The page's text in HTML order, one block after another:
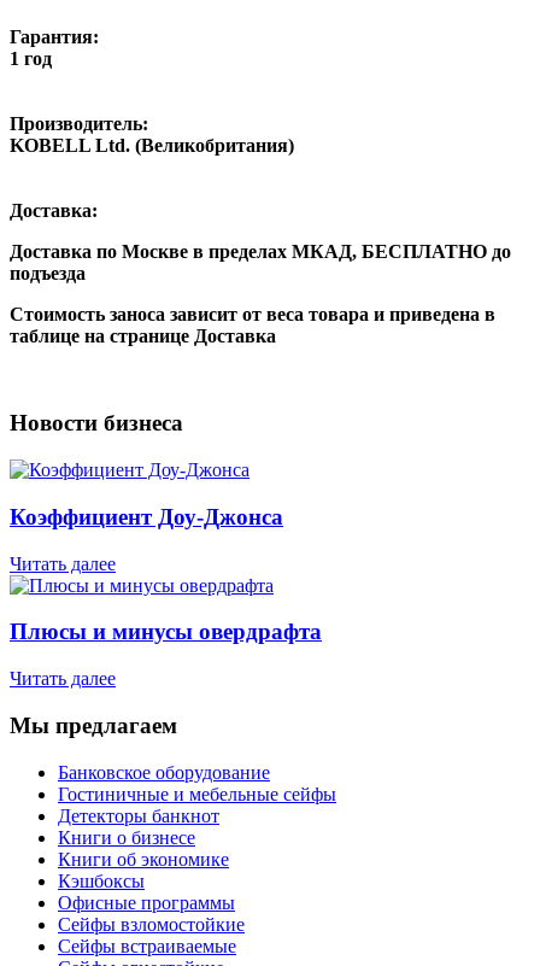
Гарантия:
1 год
Производитель:
KOBELL Ltd. (Великобритания)
Доставка:
Доставка по Москве в пределах МКАД, БЕСПЛАТНО до
подъезда
Стоимость заноса зависит от веса товара и приведена в
таблице на странице Доставка
Новости бизнеса
Коэффициент Доу-Джонса
Читать далее
Плюсы и минусы овердрафта
Читать далее
Мы предлагаем
Банковское оборудование
Гостиничные и мебельные сейфы
Детекторы банкнот
Книги о бизнесе
Книги об экономике
Кэшбоксы
Офисные программы
Сейфы взломостойкие
Сейфы встраиваемые